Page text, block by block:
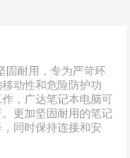
固耐用，专为严苛环
动性和危险防护功
，广达笔记本电脑可
更加坚固耐用的笔记
同时保持连接和安